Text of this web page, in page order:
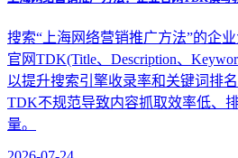
搜索“上海网络营销推广方法”的企
官网TDK(Title、Description、
以提升搜索引擎收录率和关键词排
TDK不规范导致内容抓取效率低、
量。